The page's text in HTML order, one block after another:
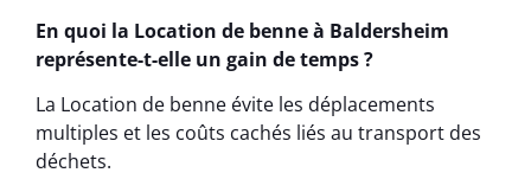
En quoi la Location de benne à Baldersheim
représente-t-elle un gain de temps ?
La Location de benne évite les déplacements
multiples et les coûts cachés liés au transport des
déchets.